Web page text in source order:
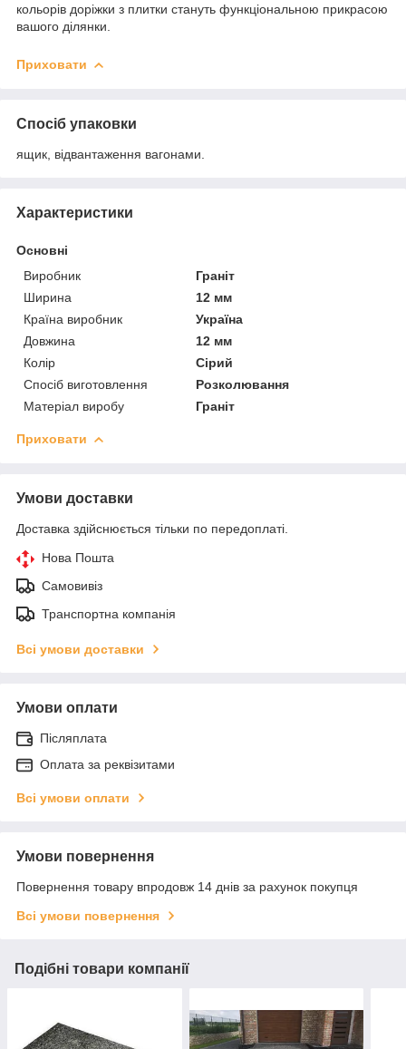
кольорів доріжки з плитки стануть функціональною прикрасою
вашого ділянки.
Приховати
Спосіб упаковки
ящик, відвантаження вагонами.
Характеристики
Основні
Виробник
Граніт
Ширина
12 мм
Країна виробник
Україна
Довжина
12 мм
Колір
Сірий
Спосіб виготовлення
Розколювання
Матеріал виробу
Граніт
Приховати
Умови доставки
Доставка здійснюється тільки по передоплаті.
Нова Пошта
Самовивіз
Транспортна компанія
Всі умови доставки
Умови оплати
Післяплата
Оплата за реквізитами
Всі умови оплати
Умови повернення
Повернення товару впродовж 14 днів за рахунок покупця
Всі умови повернення
Подібні товари компанії